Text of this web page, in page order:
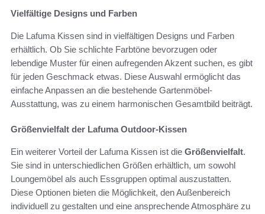
Vielfältige Designs und Farben
Die Lafuma Kissen sind in vielfältigen Designs und Farben
erhältlich. Ob Sie schlichte Farbtöne bevorzugen oder
lebendige Muster für einen aufregenden Akzent suchen, es gibt
für jeden Geschmack etwas. Diese Auswahl ermöglicht das
einfache Anpassen an die bestehende Gartenmöbel-
Ausstattung, was zu einem harmonischen Gesamtbild beiträgt.
Größenvielfalt der Lafuma Outdoor-Kissen
Ein weiterer Vorteil der Lafuma Kissen ist die Größenvielfalt.
Sie sind in unterschiedlichen Größen erhältlich, um sowohl
Loungemöbel als auch Essgruppen optimal auszustatten.
Diese Optionen bieten die Möglichkeit, den Außenbereich
individuell zu gestalten und eine ansprechende Atmosphäre zu